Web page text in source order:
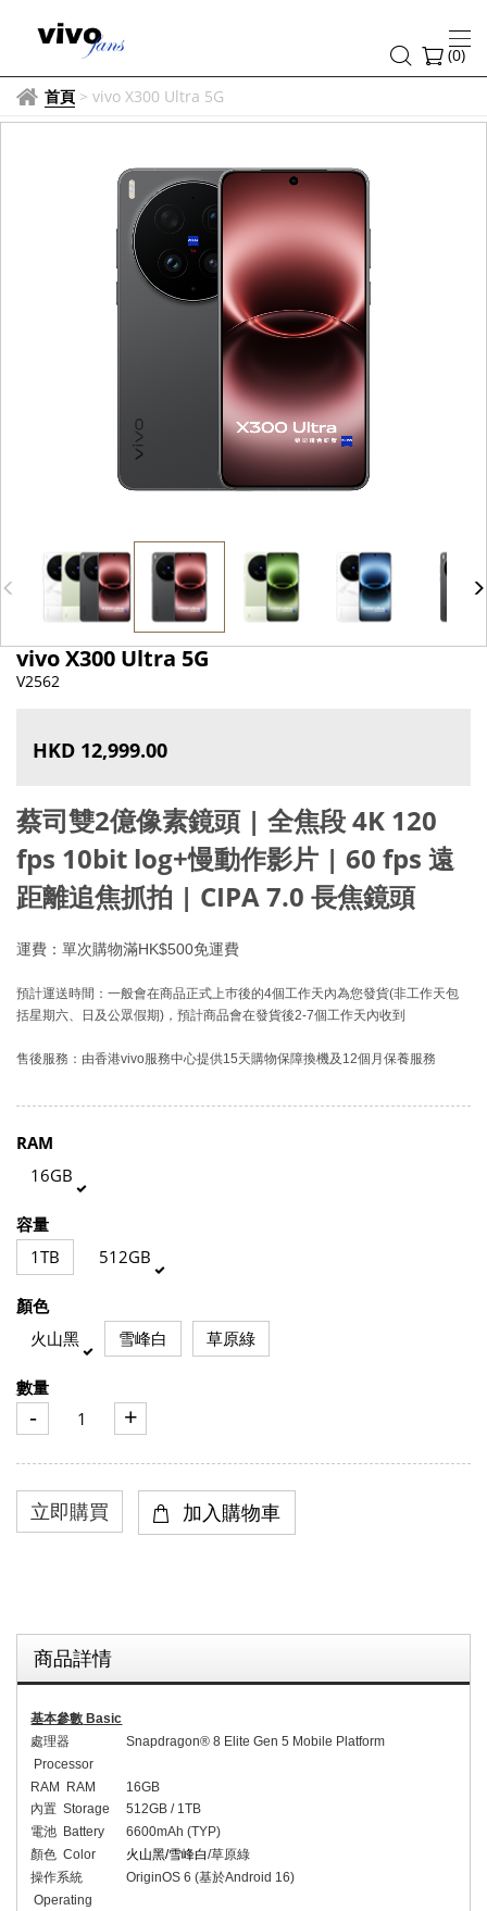
(0)
首頁 > vivo X300 Ultra 5G
vivo X300 Ultra 5G
V2562
HKD 12,999.00
蔡司雙2億像素鏡頭 | 全焦段 4K 120
fps 10bit log+慢動作影片 | 60 fps 遠
距離追焦抓拍 | CIPA 7.0 長焦鏡頭
運費：單次購物滿HK$500免運費
預計運送時間：一般會在商品正式上巿後的4個工作天內為您發貨(非工作天包
括星期六、日及公眾假期)，預計商品會在發貨後2-7個工作天內收到
售後服務：由香港vivo服務中心提供15天購物保障換機及12個月保養服務
RAM
16GB
容量
1TB
512GB
顏色
火山黑
雪峰白 草原綠
數量
- +
商品詳情
基本參數 Basic
處理器
Processor
Snapdragon® 8 Elite Gen 5 Mobile Platform
RAM RAM
16GB
內置 Storage
512GB / 1TB
電池 Battery
6600mAh (TYP)
顏色 Color 火山黑/雪峰白/草原綠
操作系統
Operating
OriginOS 6 (基於Android 16)